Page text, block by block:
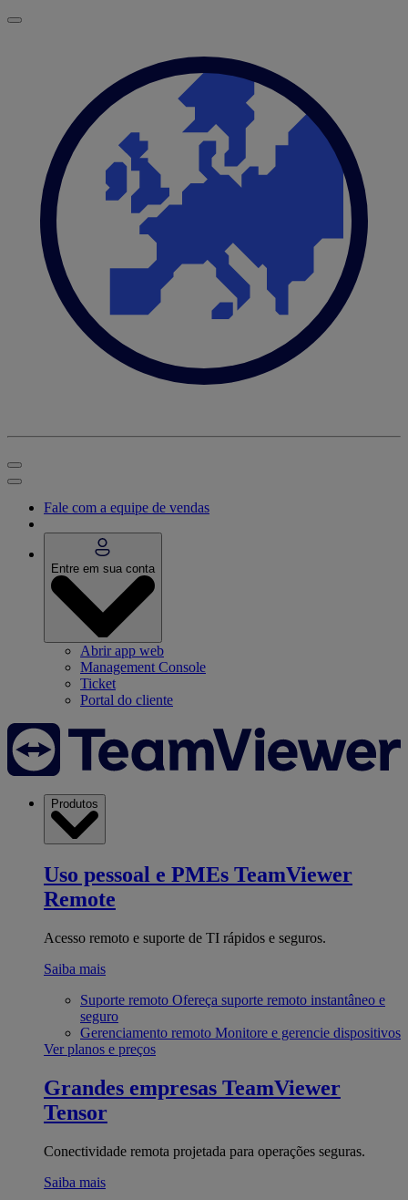
Fale com a equipe de vendas
Entre em sua conta
Abrir app web
Management Console
Ticket
Portal do cliente
Produtos
Uso pessoal e PMEs TeamViewer
Remote
Acesso remoto e suporte de TI rápidos e seguros.
Saiba mais
Suporte remoto Ofereça suporte remoto instantâneo e
seguro
Gerenciamento remoto Monitore e gerencie dispositivos
Ver planos e preços
Grandes empresas TeamViewer
Tensor
Conectividade remota projetada para operações seguras.
Saiba mais